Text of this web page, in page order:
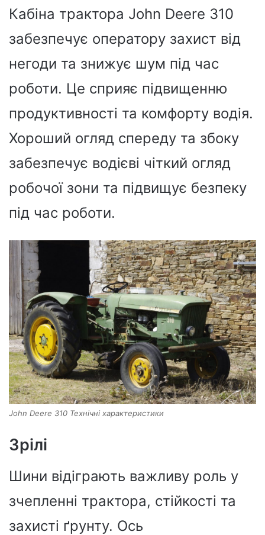
Кабіна трактора John Deere 310
забезпечує оператору захист від
негоди та знижує шум під час
роботи. Це сприяє підвищенню
продуктивності та комфорту водія.
Хороший огляд спереду та збоку
забезпечує водієві чіткий огляд
робочої зони та підвищує безпеку
під час роботи.
John Deere 310 Технічні характеристики
Зрілі
Шини відіграють важливу роль у
зчепленні трактора, стійкості та
захисті ґрунту. Ось